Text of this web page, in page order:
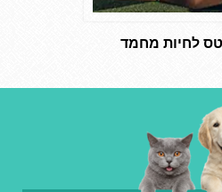
לחיות מחמד